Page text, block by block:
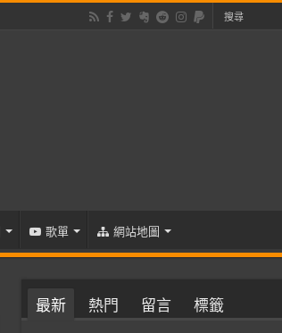
歌單 網站地圖
最新 熱門 留言 標籤